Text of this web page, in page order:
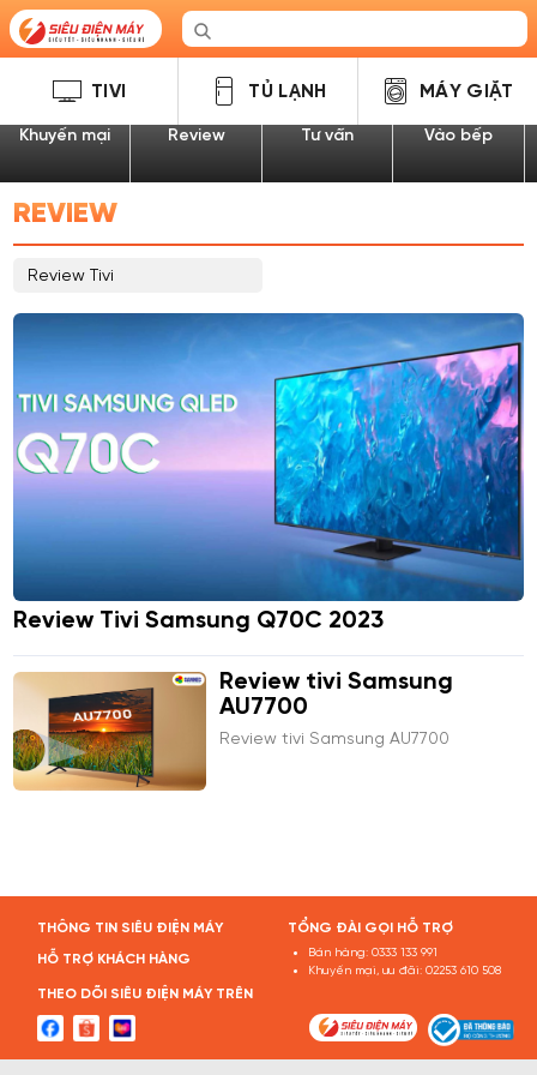
TIVI TỦ LẠNH MÁY GIẶT
Khuyến mại Review Tư vấn Vào bếp
REVIEW
Review Tivi
Review Tivi Samsung Q70C 2023
Review tivi Samsung
AU7700
Review tivi Samsung AU7700
THÔNG TIN SIÊU ĐIỆN MÁY
HỖ TRỢ KHÁCH HÀNG
TỔNG ĐÀI GỌI HỖ TRỢ
Bán hàng: 0333 133 991
Khuyến mại, ưu đãi: 02253 610 508
THEO DÕI SIÊU ĐIỆN MÁY TRÊN